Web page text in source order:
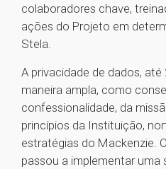
colaboradores chave,
ações do Projeto em
Stela.
A privacidade de dados,
maneira ampla, como
confessionalidade, da
princípios da Instituição,
estratégias do Mackenzie.
passou a implementar uma